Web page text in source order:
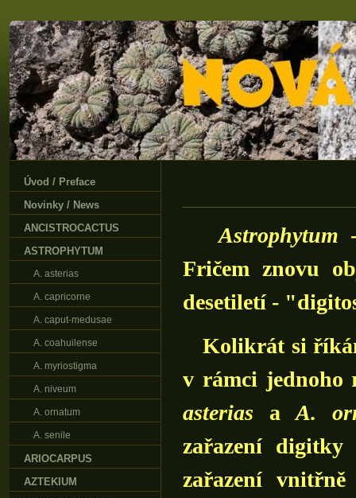
Astrophytum
Fričem znovu
desetiletí -
Kolikrát si
v rámci
asterias aA.
zařazení
zařazení
Úvod / Preface
Novinky / News
ANCISTROCACTUS
ASTROPHYTUM
A. asterias
A. capricorne
A. caput-medusae
A. coahuilense
A. myriostigma
A. niveum
A. ornatum
A. senile
ARIOCARPUS
AZTEKIUM